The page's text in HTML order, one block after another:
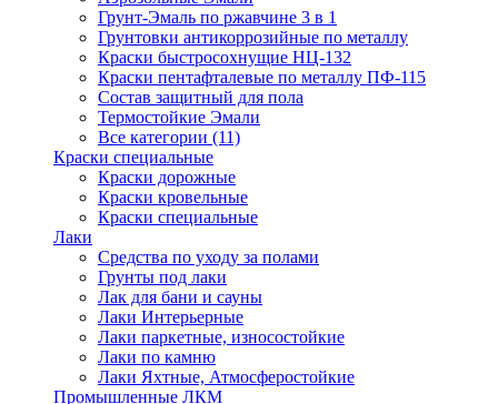
Грунт-Эмаль по ржавчине 3 в 1
Грунтовки антикоррозийные по металлу
Краски быстросохнущие НЦ-132
Краски пентафталевые по металлу ПФ-115
Состав защитный для пола
Термостойкие Эмали
Все категории (11)
Краски специальные
Краски дорожные
Краски кровельные
Краски специальные
Лаки
Cредства по уходу за полами
Грунты под лаки
Лак для бани и сауны
Лаки Интерьерные
Лаки паркетные, износостойкие
Лаки по камню
Лаки Яхтные, Атмосферостойкие
Промышленные ЛКМ